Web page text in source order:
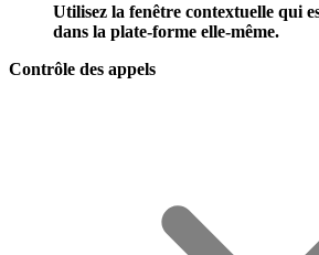
Utilisez la fenêtre contextuelle qui
dans la plate-forme elle-même.
Contrôle des appels